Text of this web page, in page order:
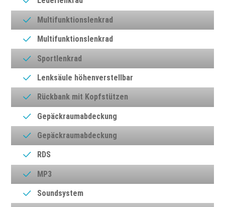
Multifunktionslenkrad
Multifunktionslenkrad
Sportlenkrad
Lenksäule höhenverstellbar
Rückbank mit Kopfstützen
Gepäckraumabdeckung
Gepäckraumabdeckung
RDS
MP3
Soundsystem